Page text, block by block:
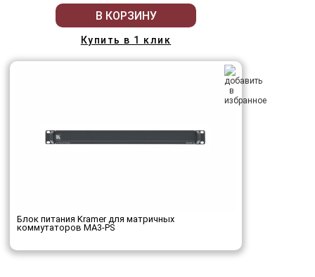
В КОРЗИНУ
Купить в 1 клик
Блок питания Kramer для матричных
коммутаторов MA3-PS